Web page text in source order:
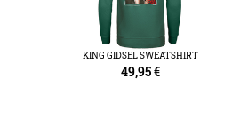
KING GIDSEL SWEATSHIRT
49,95€